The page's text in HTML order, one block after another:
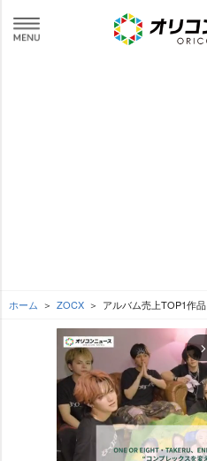
ホーム ZOCX アルバム売上TOP1作品
arrow_forward_ios